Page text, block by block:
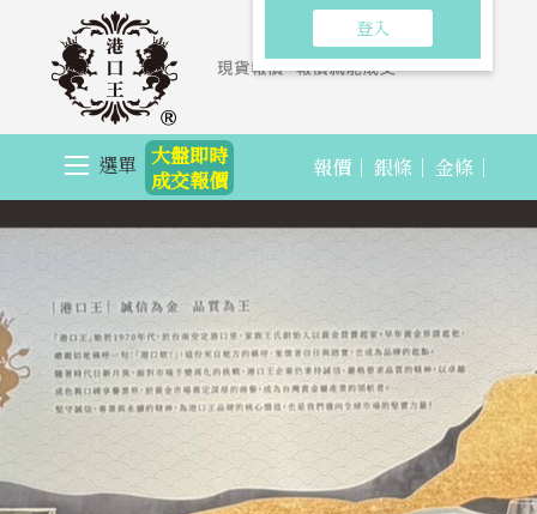
登入
大盤即時
成交報價
選單 金條｜
銀條｜
報價｜